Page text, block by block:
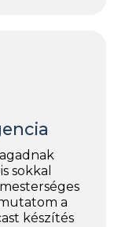
sokkal
a
készítés